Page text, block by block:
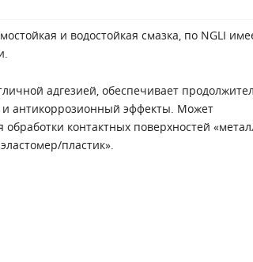
и водостойкая смазка, по NGLI
адгезией, обеспечивает
антикоррозионный эффекты. Может
обработки контактных поверхностей
пластик».